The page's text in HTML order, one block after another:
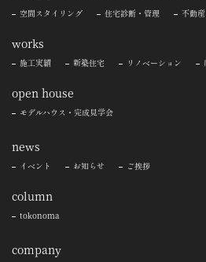
空間スタイリング 住宅診断・管理 不動産
works
施工実績 新築住宅 リノベーション
open house
モデルハウス・完成見学会
news
イベント お知らせ ご挨拶
column
tokonoma
company